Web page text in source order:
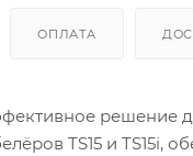
ОПЛАТА
решение
TS15 и TS15i,